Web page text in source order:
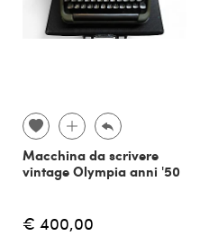
Macchina da scrivere
vintage Olympia anni '50
€ 400,00